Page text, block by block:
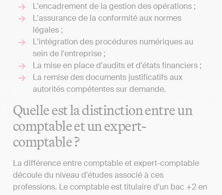
L'encadrement de la gestion des opérations ;
L'assurance de la conformité aux normes
légales ;
L'intégration des procédures numériques au
sein de l'entreprise ;
La mise en place d'audits et d'états financiers ;
La remise des documents justificatifs aux
autorités compétentes sur demande.
Quelle est la distinction entre un
comptable et un expert-
comptable ?
La différence entre comptable et expert-comptable
découle du niveau d'études associé à ces
professions. Le comptable est titulaire d'un bac +2 en